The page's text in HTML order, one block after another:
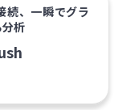
続、一瞬でグラ
析